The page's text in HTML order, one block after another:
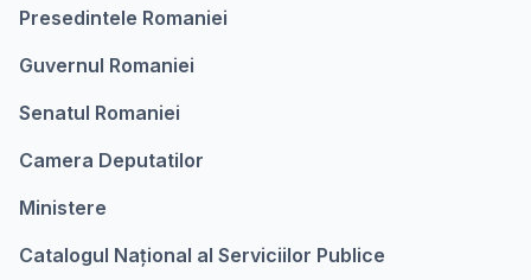
Presedintele Romaniei
Guvernul Romaniei
Senatul Romaniei
Camera Deputatilor
Ministere
Catalogul Național al Serviciilor Publice